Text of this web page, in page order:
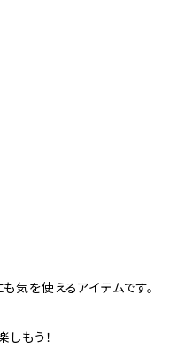
気を使えるアイテムです。
もう！